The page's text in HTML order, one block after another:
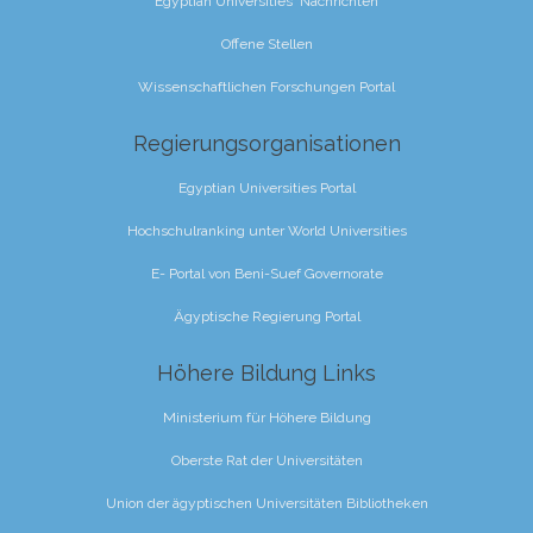
Offene Stellen
Wissenschaftlichen Forschungen Portal
Regierungsorganisationen
Egyptian Universities Portal
Hochschulranking unter World Universities
E- Portal von Beni-Suef Governorate
Ägyptische Regierung Portal
Höhere Bildung Links
Ministerium für Höhere Bildung
Oberste Rat der Universitäten
Union der ägyptischen Universitäten Bibliotheken